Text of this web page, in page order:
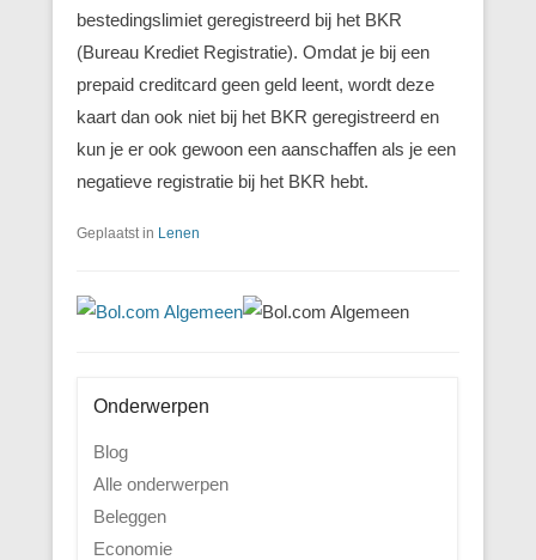
bestedingslimiet geregistreerd bij het BKR
(Bureau Krediet Registratie). Omdat je bij een
prepaid creditcard geen geld leent, wordt deze
kaart dan ook niet bij het BKR geregistreerd en
kun je er ook gewoon een aanschaffen als je een
negatieve registratie bij het BKR hebt.
Geplaatst in Lenen
Onderwerpen
Blog
Alle onderwerpen
Beleggen
Economie